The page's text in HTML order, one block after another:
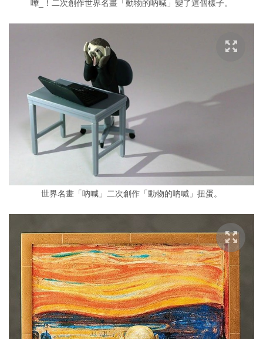
嘩_！二次創作世界名畫「動物的吶喊」變了這個樣子。
世界名畫「吶喊」二次創作「動物的吶喊」扭蛋。